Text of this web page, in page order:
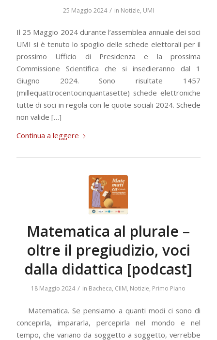
25 Maggio 2024 / in Notizie, UMI
Il 25 Maggio 2024 durante l’assemblea annuale dei soci
UMI si è tenuto lo spoglio delle schede elettorali per il
prossimo Ufficio di Presidenza e la prossima
Commissione Scientifica che si insedieranno dal 1
Giugno 2024. Sono risultate 1457
(millequattrocentocinquantasette) schede elettroniche
tutte di soci in regola con le quote sociali 2024. Schede
non valide […]
Continua a leggere
Matematica al plurale –
oltre il pregiudizio, voci
dalla didattica [podcast]
18 Maggio 2024 / in Bacheca, CIIM, Notizie, Primo Piano
Matematica. Se pensiamo a quanti modi ci sono di
concepirla, impararla, percepirla nel mondo e nel
tempo, che variano da soggetto a soggetto, verrebbe